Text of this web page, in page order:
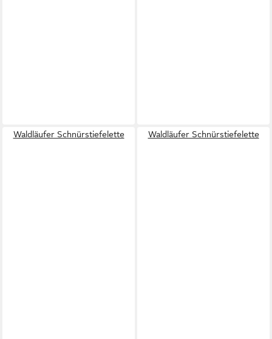
Waldläufer Schnürstiefelette Waldläufer Schnürstiefelette